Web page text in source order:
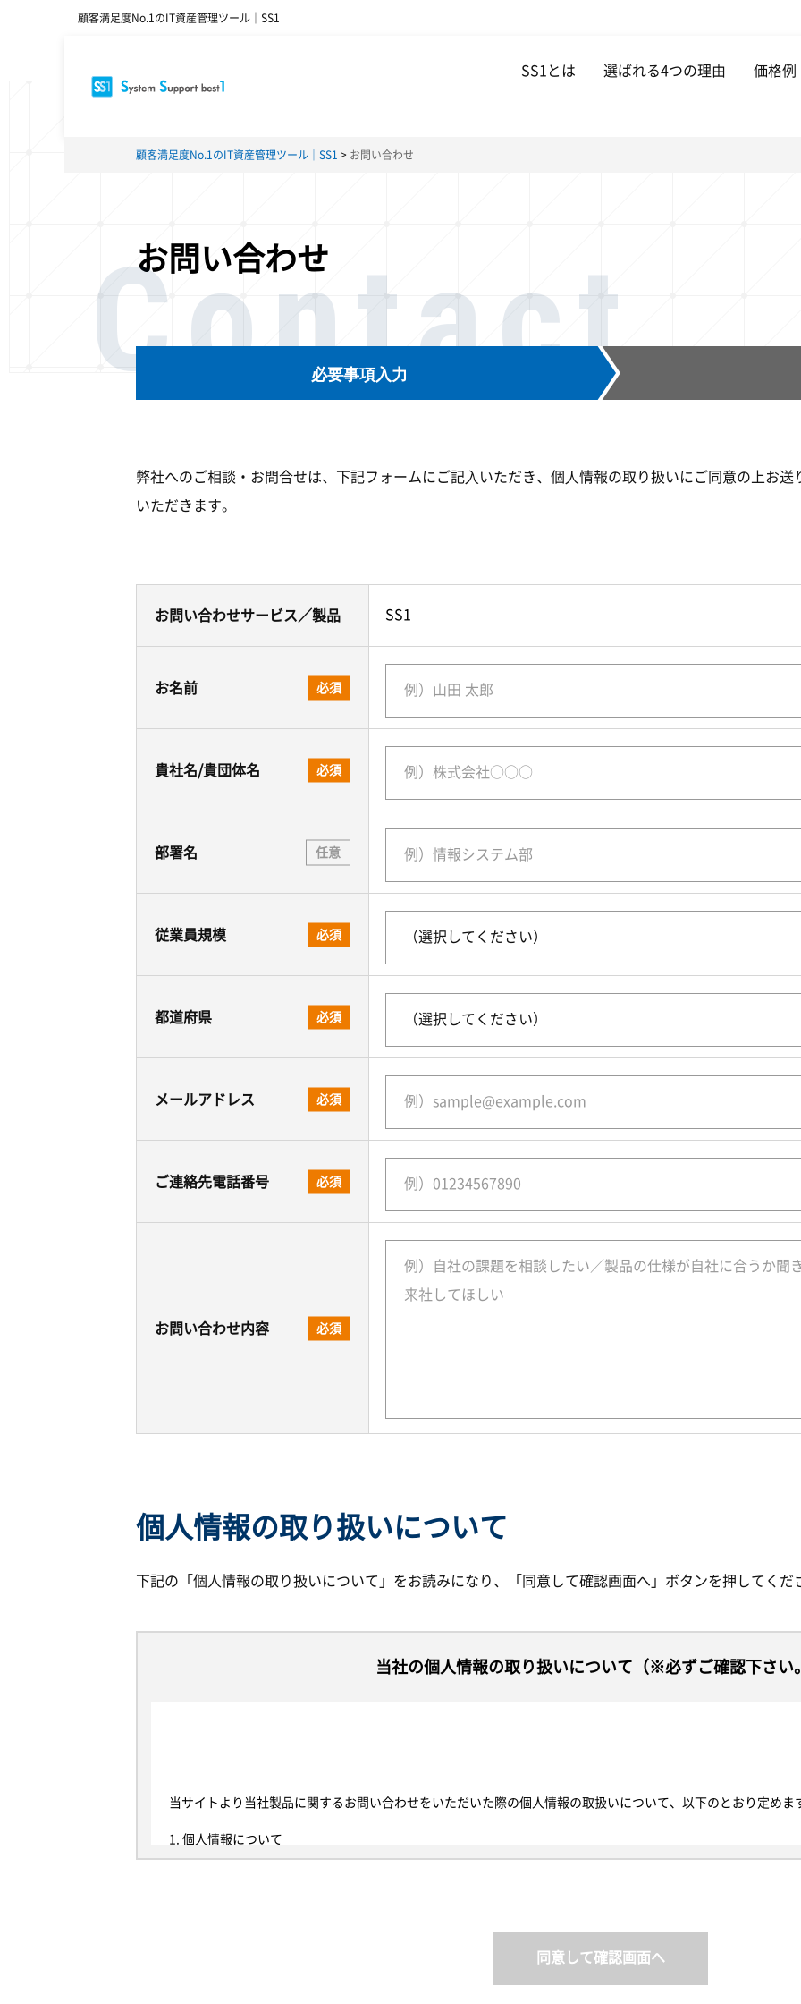
顧客満足度No.1のIT資産管理ツール｜SS1
SS1とは 選ばれる4つの理由 価格例
顧客満足度No.1のIT資産管理ツール｜SS1 お問い合わせ
お問い合わせ
Contact
必要事項入力
弊社へのご相談・お問合せは、下記フォームにご記⼊いただき、個⼈情報の取り扱いにご同意の上お
いただきます。
お問い合わせサービス／製品 SS1
お名前 必須
貴社名/貴団体名 必須
部署名 任意
従業員規模 必須
都道府県 必須
メールアドレス 必須
ご連絡先電話番号 必須
お問い合わせ内容 必須
個人情報の取り扱いについて
下記の「個人情報の取り扱いについて」をお読みになり、「同意して確認画面へ」ボタンを押してくだ
当社の個人情報の取り扱いについて（※必ずご確認下さい
当サイトより当社製品に関するお問い合わせをいただいた際の個人情報の取扱いについて、以下のとおり定めま
1. 個人情報について
本規定における個人情報とは、当社が当サイトを通じて取得する個人情報の保護に関する法律にいう「個人情
らの同意を得るものとします。また、お客様から個別に利用目的の通知を求められた場合には遅滞なく通知いた
同意して確認画面へ